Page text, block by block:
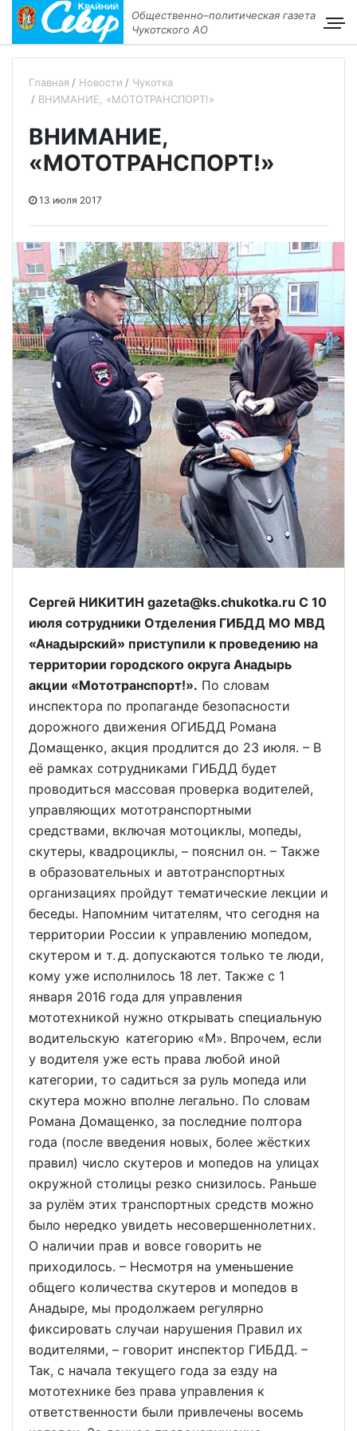
Общественно–политическая газета
Чукотского АО
Главная Новости
Чукотка
ВНИМАНИЕ, «МОТОТРАНСПОРТ!»
ВНИМАНИЕ,
«МОТОТРАНСПОРТ!»
13 июля 2017
Сергей НИКИТИН gazeta@ks.chukotka.ru С 10
июля сотрудники Отделения ГИБДД МО МВД
«Анадырский» приступили к проведению на
территории городского округа Анадырь
акции «Мототранспорт!». По словам
инспектора по пропаганде безопасности
дорожного движения ОГИБДД Романа
Домащенко, акция продлится до 23 июля. – В
её рамках сотрудниками ГИБДД будет
проводиться массовая проверка водителей,
управляющих мототранспортными
средствами, включая мотоциклы, мопеды,
скутеры, квадроциклы, – пояснил он. – Также
в образовательных и автотранспортных
организациях пройдут тематические лекции и
беседы. Напомним читателям, что сегодня на
территории России к управлению мопедом,
скутером и т. д. допускаются только те люди,
кому уже исполнилось 18 лет. Также с 1
января 2016 года для управления
мототехникой нужно открывать специальную
водительскую категорию «М». Впрочем, если
у водителя уже есть права любой иной
категории, то садиться за руль мопеда или
скутера можно вполне легально. По словам
Романа Домащенко, за последние полтора
года (после введения новых, более жёстких
правил) число скутеров и мопедов на улицах
окружной столицы резко снизилось. Раньше
за рулём этих транспортных средств можно
было нередко увидеть несовершеннолетних.
О наличии прав и вовсе говорить не
приходилось. – Несмотря на уменьшение
общего количества скутеров и мопедов в
Анадыре, мы продолжаем регулярно
фиксировать случаи нарушения Правил их
водителями, – говорит инспектор ГИБДД. –
Так, с начала текущего года за езду на
мототехнике без права управления к
ответственности были привлечены восемь